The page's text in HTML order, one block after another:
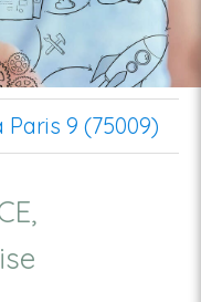
9 (75009)